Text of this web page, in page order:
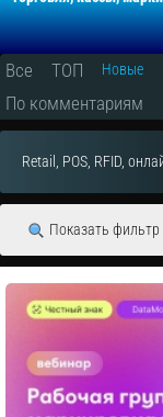
Все ТОП Новые
По комментариям
Retail, POS, RFID,
Показать фильтр